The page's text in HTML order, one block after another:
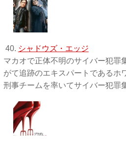
40. シャドウズ・エッジ
マカオで正体不明のサイバー犯罪
がて追跡のエキスパートであるホ
刑事チームを率いてサイバー犯罪